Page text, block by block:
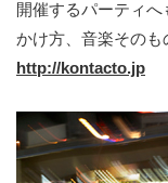
開催するパーティ
かけ方、音楽そのも
http://kontacto.jp